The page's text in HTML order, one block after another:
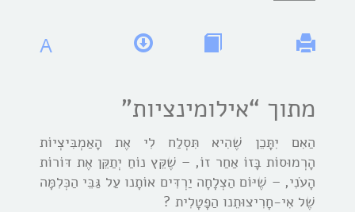
A
מתוך “אילומינציות”
הַאִם יִתָּכֵן שֶׁהִיא תִּסְלַח לִי אֶת הָאַמְבִּיצְיוֹת
הָרְמוּסוֹת בָּזוֹ אַחַר זוֹ, – שֶׁקֵּץ נוֹחַ יְתַקֵּן אֶת דּוֹרוֹת
הָעֹנִי, – שֶׁיּוֹם הַצְלָחָה יַרְדִּים אוֹתָנו עַל גַּבֵּי הַכְּלִמָּה
שֶׁל אִי-חָרִיצוּתֵנו הַפָטָלִית ?